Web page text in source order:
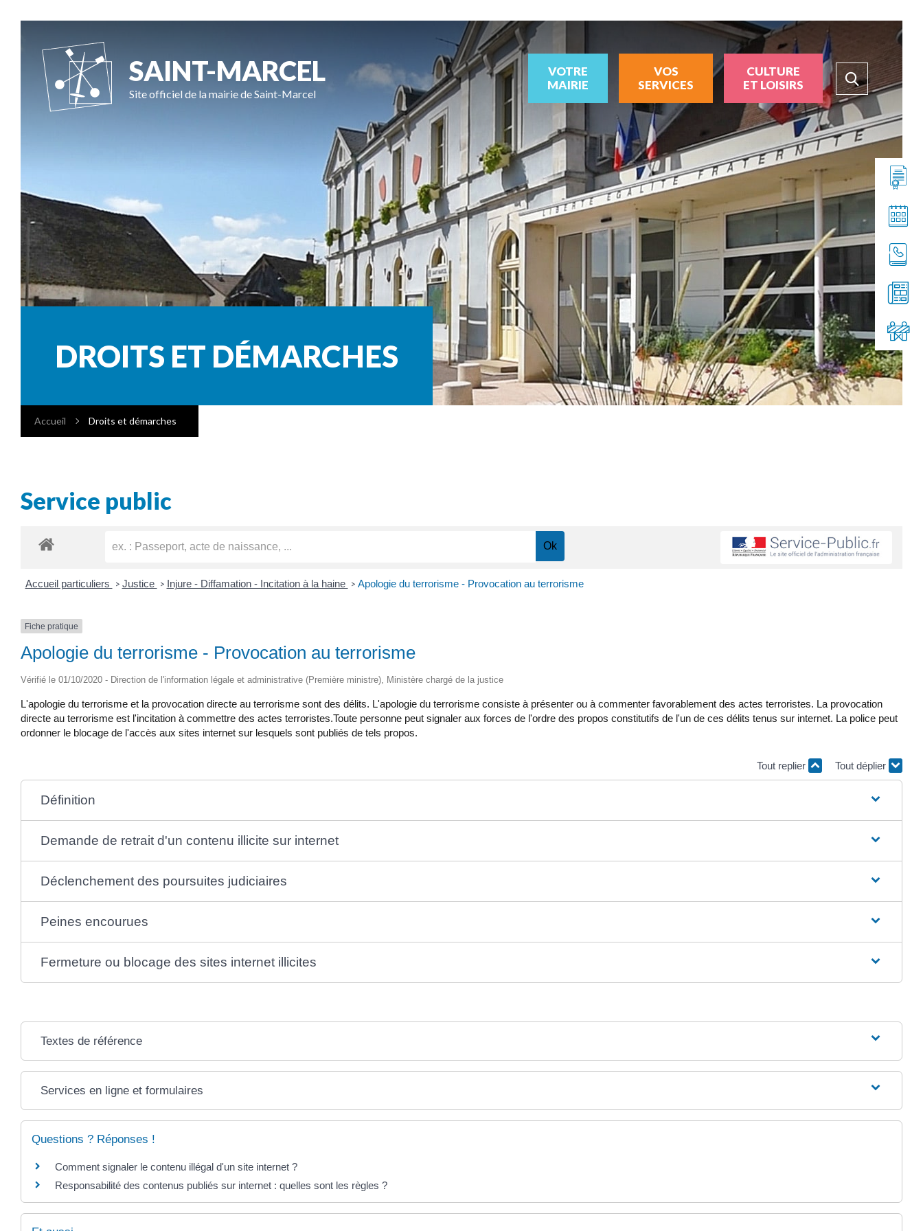
SAINT-MARCEL
Site officiel de la mairie de Saint-Marcel
VOTRE
MAIRIE
VOS
SERVICES
CULTURE
ET LOISIRS
DROITS ET DÉMARCHES
Accueil Droits et démarches
Service public
Accueil particuliers > Justice > Injure - Diffamation - Incitation à la haine > Apologie du terrorisme - Provocation au terrorisme
Fiche pratique
Apologie du terrorisme - Provocation au terrorisme
Vérifié le 01/10/2020 - Direction de l'information légale et administrative (Première ministre), Ministère chargé de la justice
L'apologie du terrorisme et la provocation directe au terrorisme sont des délits. L'apologie du terrorisme consiste à présenter ou à commenter favorablement des actes terroristes. La provocation
directe au terrorisme est l'incitation à commettre des actes terroristes.Toute personne peut signaler aux forces de l'ordre des propos constitutifs de l'un de ces délits tenus sur internet. La police peut
ordonner le blocage de l'accès aux sites internet sur lesquels sont publiés de tels propos.
Tout replier Tout déplier
Définition
Demande de retrait d'un contenu illicite sur internet
Déclenchement des poursuites judiciaires
Peines encourues
Fermeture ou blocage des sites internet illicites
Textes de référence
Services en ligne et formulaires
Questions ? Réponses !
Comment signaler le contenu illégal d'un site internet ?
Responsabilité des contenus publiés sur internet : quelles sont les règles ?